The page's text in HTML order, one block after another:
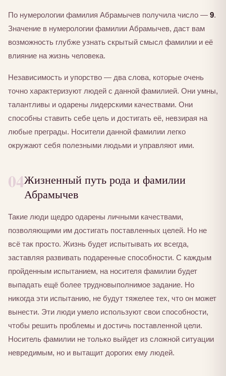
По нумерологии фамилия Абрамычев получила число — 9.
Значение в нумерологии фамилии Абрамычев, даст вам
возможность глубже узнать скрытый смысл фамилии и её
влияние на жизнь человека.
Независимость и упорство — два слова, которые очень
точно характеризуют людей с данной фамилией. Они умны,
талантливы и одарены лидерскими качествами. Они
способны ставить себе цель и достигать её, невзирая на
любые преграды. Носители данной фамилии легко
окружают себя полезными людьми и управляют ими.
04Жизненный путь рода и фамилии
Абрамычев
Такие люди щедро одарены личными качествами,
позволяющими им достигать поставленных целей. Но не
всё так просто. Жизнь будет испытывать их всегда,
заставляя развивать подаренные способности. С каждым
пройденным испытанием, на носителя фамилии будет
выпадать ещё более трудновыполнимое задание. Но
никогда эти испытанию, не будут тяжелее тех, что он может
вынести. Эти люди умело используют свои способности,
чтобы решить проблемы и достичь поставленной цели.
Носитель фамилии не только выйдет из сложной ситуации
невредимым, но и вытащит дорогих ему людей.